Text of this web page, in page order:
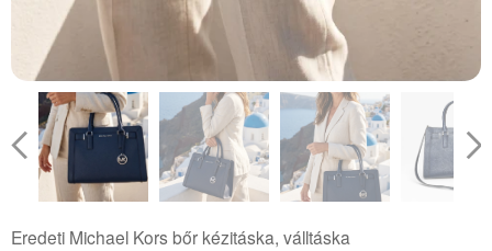
Eredeti Michael Kors bőr kézitáska, válltáska